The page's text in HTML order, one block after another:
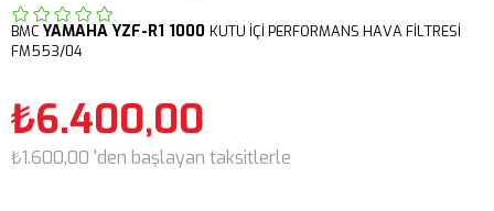
BMC YAMAHA YZF-R1 1000 KUTU İÇİ PERFORMANS HAVA FİLTRESİ
FM553/04
₺6.400,00
₺1.600,00 'den başlayan taksitlerle